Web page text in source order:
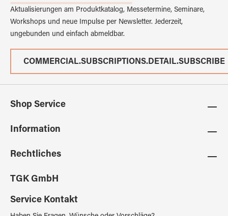
Aktualisierungen am Produktkatalog, Messetermine, Seminare,
Workshops und neue Impulse per Newsletter. Jederzeit,
ungebunden und einfach abmeldbar.
COMMERCIAL.SUBSCRIPTIONS.DETAIL.SUBSCRIBE
Shop Service
Information
Rechtliches
TGK GmbH
Service Kontakt